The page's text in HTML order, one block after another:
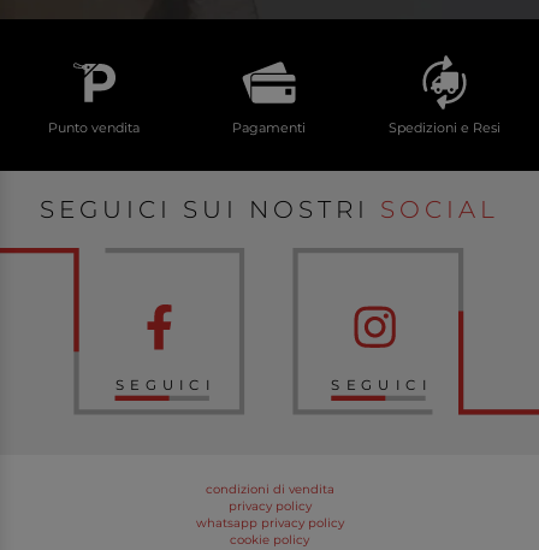
Punto vendita Pagamenti Spedizioni e Resi
SEGUICI SUI NOSTRI SOCIAL
SEGUICI SEGUICI
condizioni di vendita
privacy policy
whatsapp privacy policy
cookie policy